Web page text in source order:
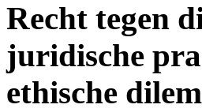
Recht tegen
juridische
ethische